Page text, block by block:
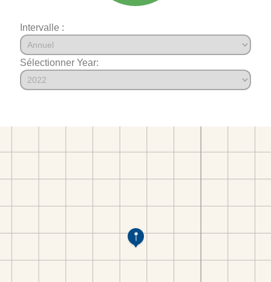
Intervalle :
Sélectionner Year: